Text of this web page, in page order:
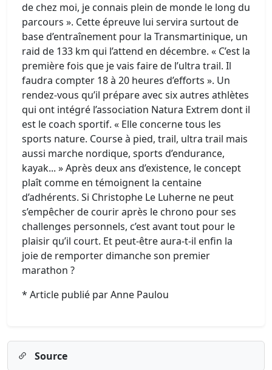
de chez moi, je connais plein de monde le long du
parcours ». Cette épreuve lui servira surtout de
base d’entraînement pour la Transmartinique, un
raid de 133 km qui l’attend en décembre. « C’est la
première fois que je vais faire de l’ultra trail. Il
faudra compter 18 à 20 heures d’efforts ». Un
rendez-vous qu’il prépare avec six autres athlètes
qui ont intégré l’association Natura Extrem dont il
est le coach sportif. « Elle concerne tous les
sports nature. Course à pied, trail, ultra trail mais
aussi marche nordique, sports d’endurance,
kayak... » Après deux ans d’existence, le concept
plaît comme en témoignent la centaine
d’adhérents. Si Christophe Le Luherne ne peut
s’empêcher de courir après le chrono pour ses
challenges personnels, c’est avant tout pour le
plaisir qu’il court. Et peut-être aura-t-il enfin la
joie de remporter dimanche son premier
marathon ?
* Article publié par Anne Paulou
Source